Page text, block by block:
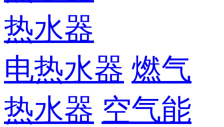
热水器
电热水器 燃气
热水器 空气能